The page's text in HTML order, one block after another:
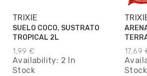
TRIXIE
SUELO COCO, SUSTRATO
TROPICAL 2L
1,99 €
Availability: 2 In
Stock
17,69
Stock